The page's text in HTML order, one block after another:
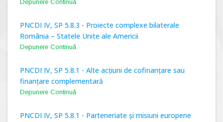
Depunere Continuă
PNCDI IV, SP 5.8.3 - Proiecte complexe bilaterale
România – Statele Unite ale Americii
Depunere Continuă
PNCDI IV, SP 5.8.1 - Alte acțiuni de cofinanțare sau
finanțare complementară
Depunere Continuă
PNCDI IV, SP 5.8.1 - Parteneriate și misiuni europene